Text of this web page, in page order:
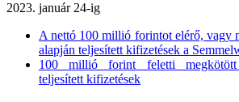
2023. január 24-ig
A nettó 100 millió forintot elérő, vagy
alapján teljesített kifizetések a
100 millió forint feletti megkötött
teljesített kifizetések